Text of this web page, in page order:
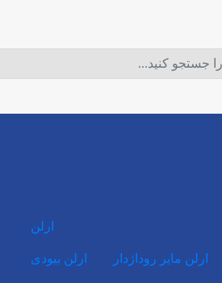
ارلن
ارلن مایر روداژدار ارلن بیودی